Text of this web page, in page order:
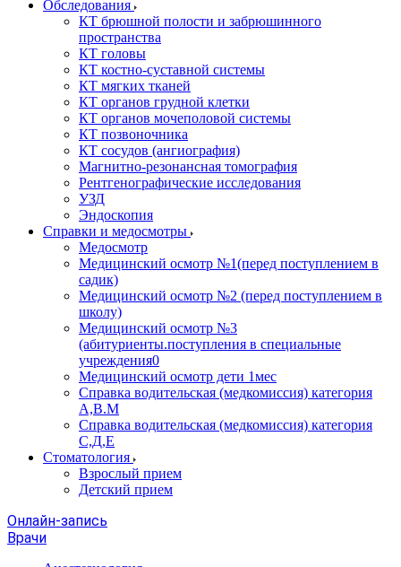
Обследования
КТ брюшной полости и забрюшинного
пространства
КТ головы
КТ костно-суставной системы
КТ мягких тканей
КТ органов грудной клетки
КТ органов мочеполовой системы
КТ позвоночника
КТ сосудов (ангиография)
Магнитно-резонансная томография
Рентгенографические исследования
УЗД
Эндоскопия
Справки и медосмотры
Медосмотр
Медицинский осмотр №1(перед поступлением в
садик)
Медицинский осмотр №2 (перед поступлением в
школу)
Медицинский осмотр №3
(абитуриенты.поступления в специальные
учреждения0
Медицинский осмотр дети 1мес
Справка водительская (медкомиссия) категория
А,В.М
Справка водительская (медкомиссия) категория
С,Д,Е
Стоматология
Взрослый прием
Детский прием
Онлайн-запись
Врачи